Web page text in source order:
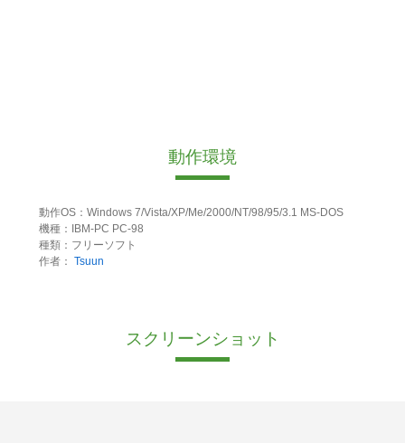
動作環境
動作OS：Windows 7/Vista/XP/Me/2000/NT/98/95/3.1 MS-DOS
機種：IBM-PC PC-98
種類：フリーソフト
作者： Tsuun
スクリーンショット